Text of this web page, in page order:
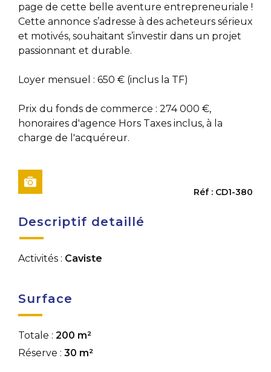
page de cette belle aventure entrepreneuriale !
Cette annonce s’adresse à des acheteurs sérieux
et motivés, souhaitant s’investir dans un projet
passionnant et durable.
Loyer mensuel : 650 € (inclus la TF)
Prix du fonds de commerce : 274 000 €,
honoraires d'agence Hors Taxes inclus, à la
charge de l'acquéreur.
Réf : CD1-380
Descriptif detaillé
Activités : Caviste
Surface
Totale : 200 m²
Réserve : 30 m²